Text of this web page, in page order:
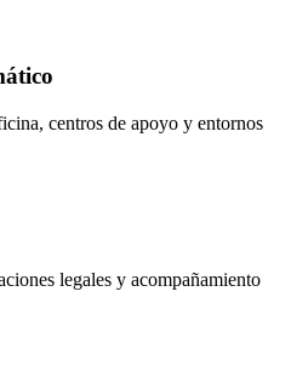
centros de apoyo y entornos
legales y acompañamiento